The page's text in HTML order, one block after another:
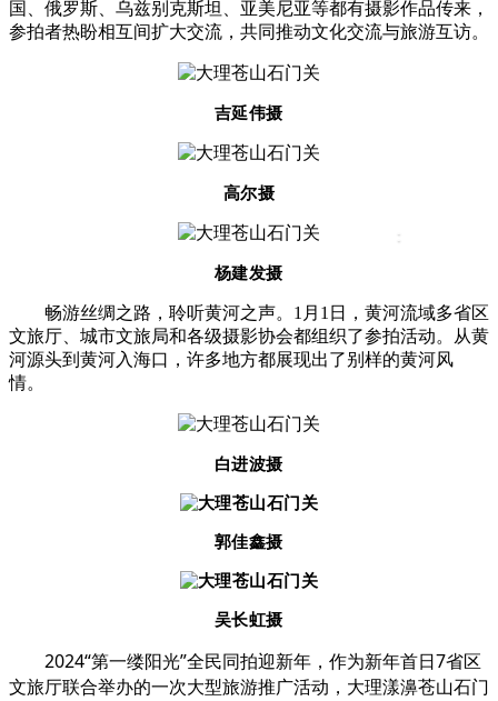
国、俄罗斯、乌兹别克斯坦、亚美尼亚等都有摄影作品传来，
参拍者热盼相互间扩大交流，共同推动文化交流与旅游互访。
吉延伟摄
高尔摄
杨建发摄
畅游丝绸之路，聆听黄河之声。1月1日，黄河流域多省区
文旅厅、城市文旅局和各级摄影协会都组织了参拍活动。从黄
河源头到黄河入海口，许多地方都展现出了别样的黄河风
情。
白进波摄
郭佳鑫摄
吴长虹摄
2024“第一缕阳光”全民同拍迎新年，作为新年首日 7省区
文旅厅联合举办的一次大型旅游推广活动， 大理漾濞苍山石门
: